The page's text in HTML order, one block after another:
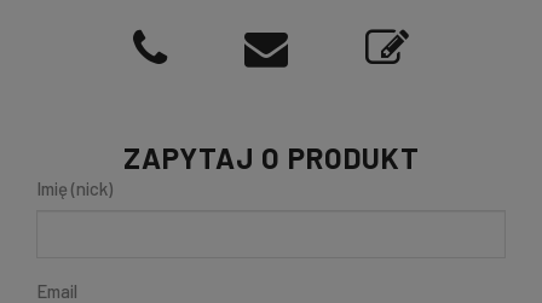
ZAPYTAJ O PRODUKT
Imię (nick)
Email